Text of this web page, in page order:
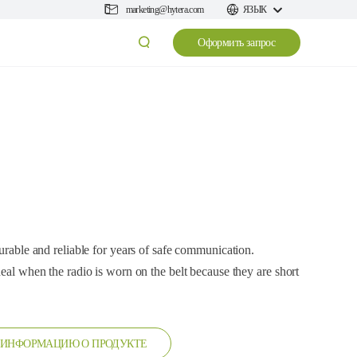
marketing@hytera.com ЯЗЫК
Оформить запрос
and reliable for years of safe communication.
when the radio is worn on the belt because they are short
ИНФОРМАЦИЮ О ПРОДУКТЕ